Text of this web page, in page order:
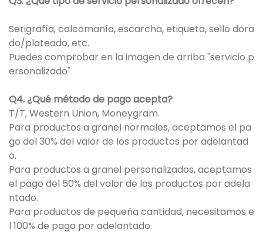
Serigrafía, calcomanía, escarcha, etiqueta, sello dora
do/plateado, etc.
Puedes comprobar en la imagen de arriba "servicio p
ersonalizado"
Q4. ¿Qué método de pago acepta?
T/T, Western Union, Moneygram.
Para productos a granel normales, aceptamos el pa
go del 30% del valor de los productos por adelantad
o.
Para productos a granel personalizados, aceptamos
el pago del 50% del valor de los productos por adela
ntado.
Para productos de pequeña cantidad, necesitamos e
l 100% de pago por adelantado.